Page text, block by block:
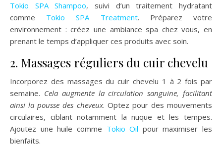
Tokio SPA Shampoo, suivi d’un traitement hydratant
comme Tokio SPA Treatment. Préparez votre
environnement : créez une ambiance spa chez vous, en
prenant le temps d’appliquer ces produits avec soin.
2. Massages réguliers du cuir chevelu
Incorporez des massages du cuir chevelu 1 à 2 fois par
semaine. Cela augmente la circulation sanguine, facilitant
ainsi la pousse des cheveux. Optez pour des mouvements
circulaires, ciblant notamment la nuque et les tempes.
Ajoutez une huile comme Tokio Oil pour maximiser les
bienfaits.